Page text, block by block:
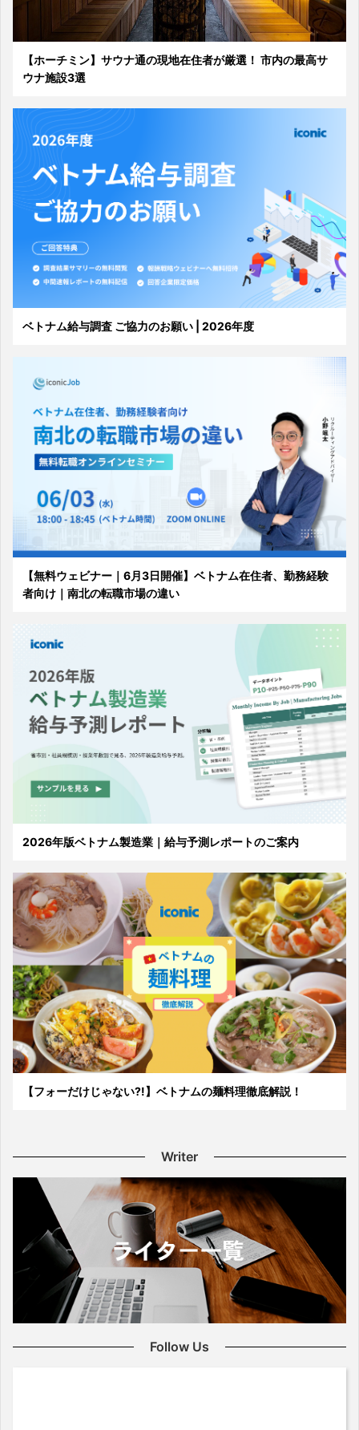
【ホーチミン】サウナ通の現地在住者が厳選！ 市内の最高サ
ウナ施設3選
ベトナム給与調査 ご協力のお願い | 2026年度
【無料ウェビナー｜6月3日開催】ベトナム在住者、勤務経験
者向け｜南北の転職市場の違い
2026年版ベトナム製造業｜給与予測レポートのご案内
【フォーだけじゃない?!】ベトナムの麺料理徹底解説！
Writer
Follow Us